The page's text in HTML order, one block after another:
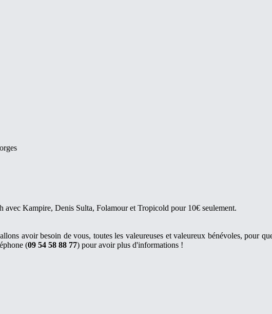
avec Kampire, Denis Sulta, Folamour et Tropicold pour 10€ seulement.
avoir besoin de vous, toutes les valeureuses et valeureux bénévoles, pour
(09 54 58 88 77) pour avoir plus d'informations !